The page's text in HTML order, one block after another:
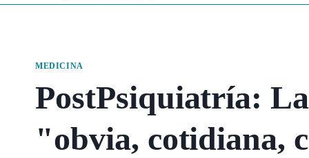
MEDICINA
PostPsiquiatría:
"obvia, cotidiana,